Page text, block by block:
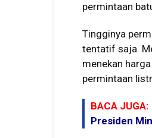
permintaan
Tingginya
tentatif saja.
menekan
permintaan
BACA JUGA:
Presiden